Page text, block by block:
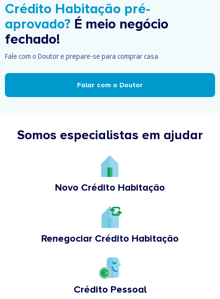
Crédito Habitação pré-
aprovado? É meio negócio
fechado!
Fale com o Doutor e prepare-se para comprar casa
Falar com o Doutor
Somos especialistas em ajudar
Novo Crédito Habitação
Renegociar Crédito Habitação
Crédito Pessoal